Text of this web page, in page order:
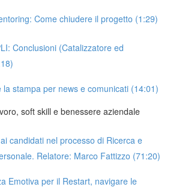
Come chiudere il progetto (1:29)
Conclusioni (Catalizzatore ed
la stampa per news e comunicati (14:01)
soft skill e benessere aziendale
candidati nel processo di Ricerca e
Relatore: Marco Fattizzo (71:20)
Emotiva per il Restart, navigare le